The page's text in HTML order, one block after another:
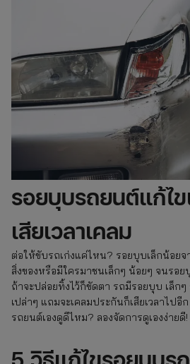
รอยบุบรถยนต์แก้ไข
เสียเวลาเคลม
ต่อให้ขับรถเก่งแค่ไหน? รอยบุบเล็กน้อยจ
สิ่งของหรือมีใครมาชนเล็กๆ น้อยๆ จนรอ
ถ้าจะปล่อยทิ้งไว้ก็ขัดตา รถมีรอยบุบ เล็กๆ
เปล่าๆ แถมจะเคลมประกันก็เสียเวลาไป
รถยนต์เองดูดีไหม? ลองจัดการดูเองง่ายดี!